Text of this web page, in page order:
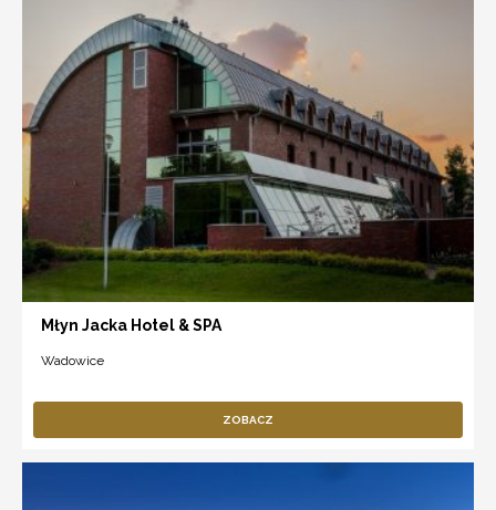
Młyn Jacka Hotel & SPA
Wadowice
ZOBACZ